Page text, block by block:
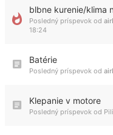
blbne kurenie/klima
Posledný príspevok od
18:24
Batérie
Posledný príspevok od
Klepanie v motore
Posledný príspevok od